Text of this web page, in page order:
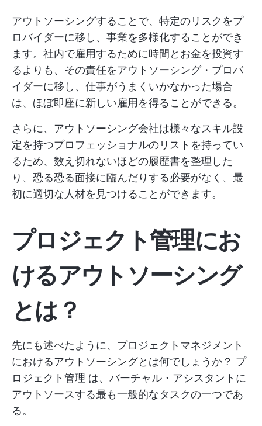
アウトソーシングすることで、特定のリスクをプ
ロバイダーに移し、事業を多様化することができ
ます。社内で雇用するために時間とお金を投資す
るよりも、その責任をアウトソーシング・プロバ
イダーに移し、仕事がうまくいかなかった場合
は、ほぼ即座に新しい雇用を得ることができる。
さらに、アウトソーシング会社は様々なスキル設
定を持つプロフェッショナルのリストを持ってい
るため、数え切れないほどの履歴書を整理した
り、恐る恐る面接に臨んだりする必要がなく、最
初に適切な人材を見つけることができます。
プロジェクト管理にお
けるアウトソーシング
とは？
先にも述べたように、プロジェクトマネジメント
におけるアウトソーシングとは何でしょうか？ プ
ロジェクト管理 は、バーチャル・アシスタントに
アウトソースする最も一般的なタスクの一つであ
る。